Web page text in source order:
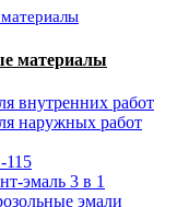
материалы
внутренних работ
наружных работ
эмаль 3 в 1
эмали